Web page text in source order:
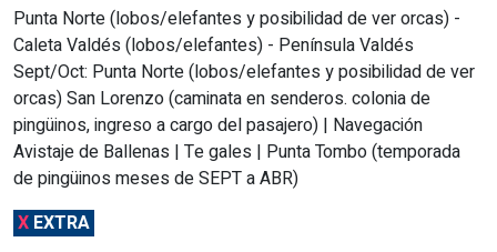
Punta Norte (lobos/elefantes y posibilidad de ver orcas) -
Caleta Valdés (lobos/elefantes) - Península Valdés
Sept/Oct: Punta Norte (lobos/elefantes y posibilidad de ver
orcas) San Lorenzo (caminata en senderos. colonia de
pingüinos, ingreso a cargo del pasajero) | Navegación
Avistaje de Ballenas | Te gales | Punta Tombo (temporada
de pingüinos meses de SEPT a ABR)
X EXTRA